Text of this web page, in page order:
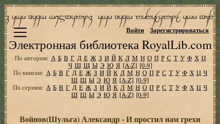
Электронная библиотека RoyalLib.com
Войти Зарегистрироваться
По авторам: А Б В Г Д Е Ж З И Й К Л М Н О П Р С Т У Ф Х Ц
Ч Ш Щ Ы Э Ю Я [A-Z] [0-9]
По книгам: А Б В Г Д Е Ж З И Й К Л М Н О П Р С Т У Ф Х Ц Ч
Ш Щ Ы Э Ю Я [A-Z] [0-9]
По сериям: А Б В Г Д Е Ж З И Й К Л М Н О П Р С Т У Ф Х Ц Ч
Ш Щ Ы Э Ю Я [A-Z] [0-9]
Войнов(Шульга) Александр - И простил нам грехи